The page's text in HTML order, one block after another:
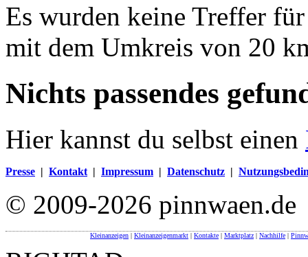
Es wurden keine Treffer
mit dem Umkreis von 20
Nichts passendes
Hier kannst du selbst einen
Presse | Kontakt | Impressum | Datenschutz |
© 2009-2026 pinnwaen.de
Kleinanzeigen | Kleinanzeigenmarkt | Kontakte | Marktplatz | Nachhilfe |